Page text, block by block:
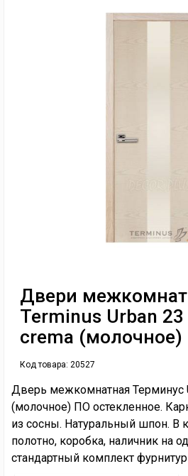
Двери
Terminus Urban 23
crema
Код товара: 20527
Дверь межкомнатная Терминус
(молочное) ПО остекленное.
из сосны. Натуральный шпон. В
полотно, коробка, наличник на
стандартный комплект